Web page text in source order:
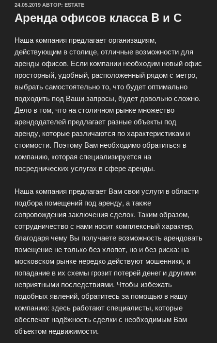
ОПУБЛИКОВАНО
24.05.2019 АВТОР: ESTATE
Аренда офисов класса B и С
Наша компания предлагает организациям,
действующим в столице, отличные возможности для
аренды офисов. Если компании необходим новый офис
просторный, удобный, расположенный рядом с метро,
выбрать самостоятельно то, что будет оптимально
подходить под Ваши запросы, будет довольно сложно.
Дело в том, что на столичном рынке множество
арендодателей предлагает разные объекты под
аренду, которые различаются по характеристикам и
стоимости. Поэтому Вам необходимо обратиться в
компанию, которая специализируется на
посреднических услугах в сфере аренды.
Наша компания предлагает Вам свои услуги в области
подбора помещений под аренду, а также
сопровождения заключения сделок. Таким образом,
сотрудничество с нами носит комплексный характер,
благодаря чему Вы получаете возможность арендовать
помещение не только без хлопот, но и без риска: на
московском рынке нередко действуют мошенники, и
попадание в их схемы грозит потерей денег и другими
неприятными последствиями. Чтобы избежать
подобных явлений, обратитесь за помощью в нашу
компанию: здесь работают специалисты, которые
обеспечат надёжность сделки с необходимым Вам
объектом недвижимости.